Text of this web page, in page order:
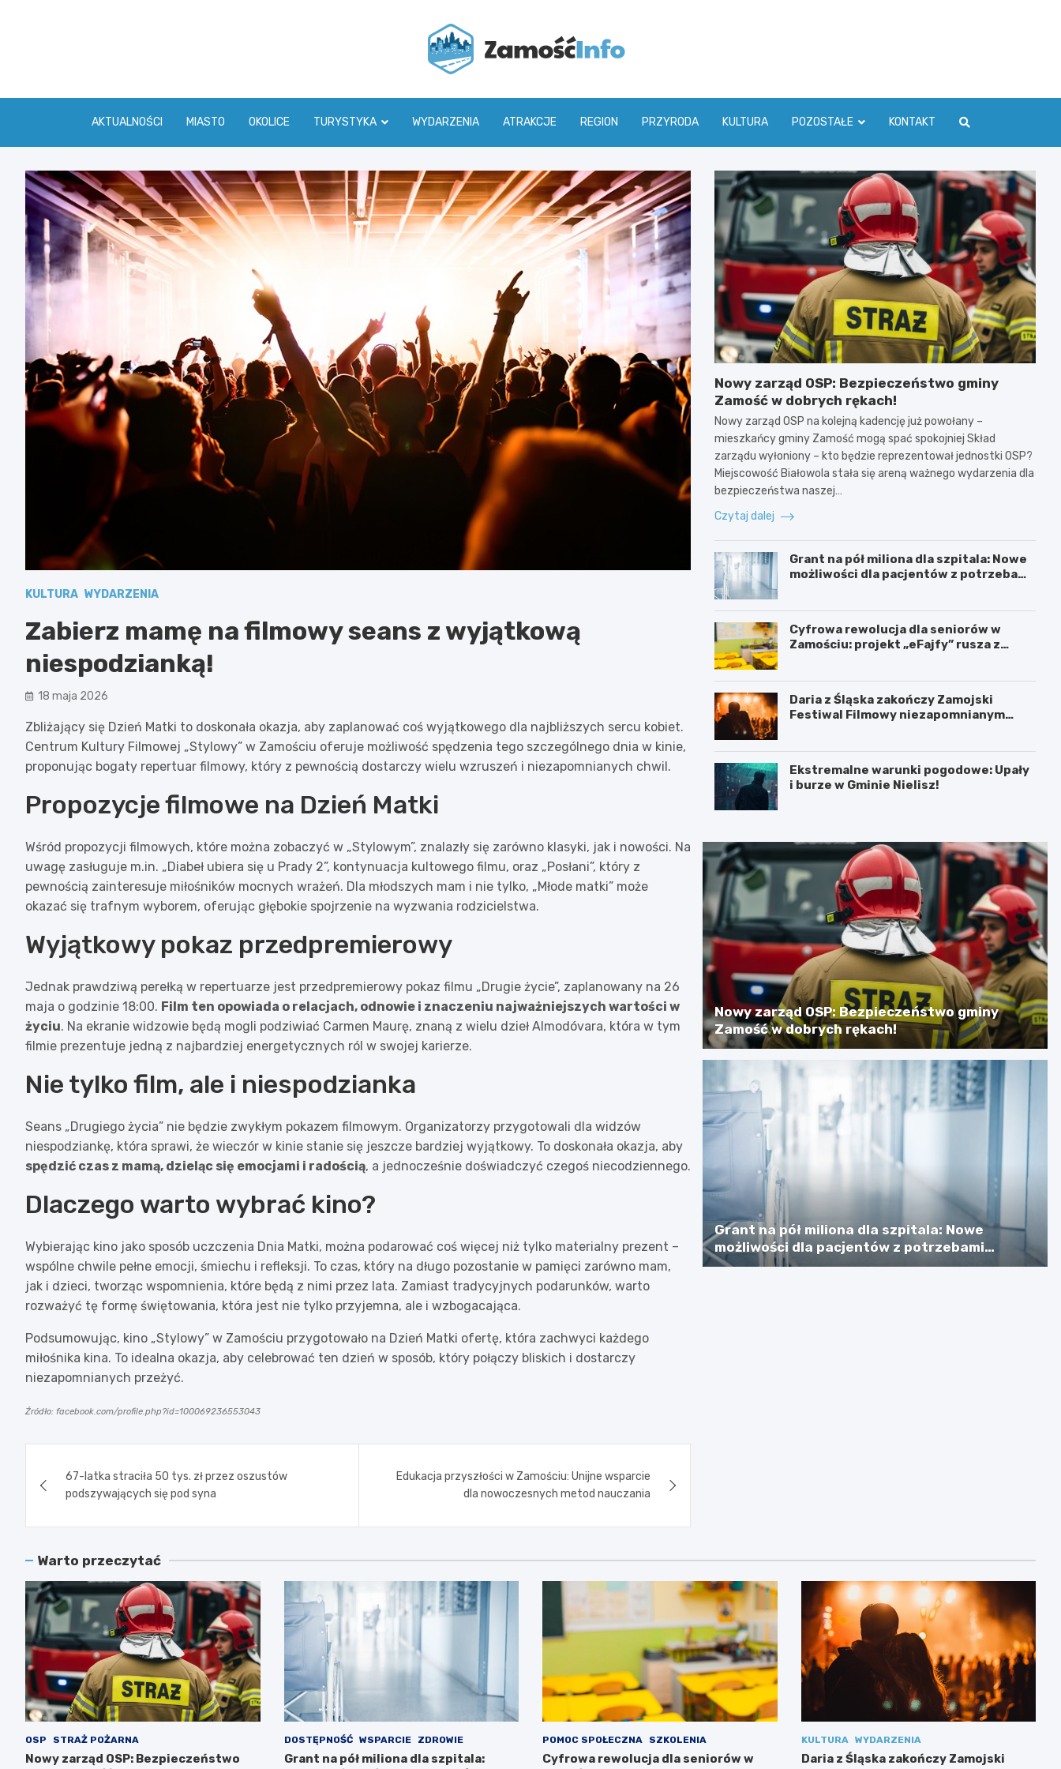
AKTUALNOŚCI MIASTO OKOLICE TURYSTYKA WYDARZENIA ATRAKCJE REGION PRZYRODA KULTURA POZOSTAŁE KONTAKT
KULTURA WYDARZENIA
Zabierz mamę na filmowy seans z wyjątkową
niespodzianką!
18 maja 2026
Zbliżający się Dzień Matki to doskonała okazja, aby zaplanować coś wyjątkowego dla najbliższych sercu kobiet.
Centrum Kultury Filmowej „Stylowy” w Zamościu oferuje możliwość spędzenia tego szczególnego dnia w kinie,
proponując bogaty repertuar filmowy, który z pewnością dostarczy wielu wzruszeń i niezapomnianych chwil.
Propozycje filmowe na Dzień Matki
Wśród propozycji filmowych, które można zobaczyć w „Stylowym”, znalazły się zarówno klasyki, jak i nowości. Na
uwagę zasługuje m.in. „Diabeł ubiera się u Prady 2”, kontynuacja kultowego filmu, oraz „Posłani”, który z
pewnością zainteresuje miłośników mocnych wrażeń. Dla młodszych mam i nie tylko, „Młode matki” może
okazać się trafnym wyborem, oferując głębokie spojrzenie na wyzwania rodzicielstwa.
Wyjątkowy pokaz przedpremierowy
Jednak prawdziwą perełką w repertuarze jest przedpremierowy pokaz filmu „Drugie życie”, zaplanowany na 26
maja o godzinie 18:00. Film ten opowiada o relacjach, odnowie i znaczeniu najważniejszych wartości w
życiu. Na ekranie widzowie będą mogli podziwiać Carmen Maurę, znaną z wielu dzieł Almodóvara, która w tym
filmie prezentuje jedną z najbardziej energetycznych ról w swojej karierze.
Nie tylko film, ale i niespodzianka
Seans „Drugiego życia” nie będzie zwykłym pokazem filmowym. Organizatorzy przygotowali dla widzów
niespodziankę, która sprawi, że wieczór w kinie stanie się jeszcze bardziej wyjątkowy. To doskonała okazja, aby
spędzić czas z mamą, dzieląc się emocjami i radością, a jednocześnie doświadczyć czegoś niecodziennego.
Dlaczego warto wybrać kino?
Wybierając kino jako sposób uczczenia Dnia Matki, można podarować coś więcej niż tylko materialny prezent –
wspólne chwile pełne emocji, śmiechu i refleksji. To czas, który na długo pozostanie w pamięci zarówno mam,
jak i dzieci, tworząc wspomnienia, które będą z nimi przez lata. Zamiast tradycyjnych podarunków, warto
rozważyć tę formę świętowania, która jest nie tylko przyjemna, ale i wzbogacająca.
Podsumowując, kino „Stylowy” w Zamościu przygotowało na Dzień Matki ofertę, która zachwyci każdego
miłośnika kina. To idealna okazja, aby celebrować ten dzień w sposób, który połączy bliskich i dostarczy
niezapomnianych przeżyć.
Źródło: facebook.com/profile.php?id=100069236553043
wpisu
67-latka straciła 50 tys. zł przez oszustów
podszywających się pod syna
Edukacja przyszłości w Zamościu: Unijne wsparcie
dla nowoczesnych metod nauczania
Nowy zarząd OSP: Bezpieczeństwo gminy
Zamość w dobrych rękach!
Nowy zarząd OSP na kolejną kadencję już powołany –
mieszkańcy gminy Zamość mogą spać spokojniej Skład
zarządu wyłoniony – kto będzie reprezentował jednostki OSP?
Miejscowość Białowola stała się areną ważnego wydarzenia dla
bezpieczeństwa naszej…
Czytaj dalej
Grant na pół miliona dla szpitala: Nowe
możliwości dla pacjentów z potrzebami
Cyfrowa rewolucja dla seniorów w
Zamościu: projekt „eFajfy” rusza z
Daria z Śląska zakończy Zamojski
Festiwal Filmowy niezapomnianym
Ekstremalne warunki pogodowe: Upały
i burze w Gminie Nielisz!
Nowy zarząd OSP: Bezpieczeństwo gminy
Zamość w dobrych rękach!
Grant na pół miliona dla szpitala: Nowe
możliwości dla pacjentów z potrzebami
specjalnymi
Warto przeczytać
OSP STRAŻ POŻARNA
Nowy zarząd OSP: Bezpieczeństwo
DOSTĘPNOŚĆ WSPARCIE ZDROWIE
Grant na pół miliona dla szpitala:
POMOC SPOŁECZNA SZKOLENIA
Cyfrowa rewolucja dla seniorów w
KULTURA WYDARZENIA
Daria z Śląska zakończy Zamojski